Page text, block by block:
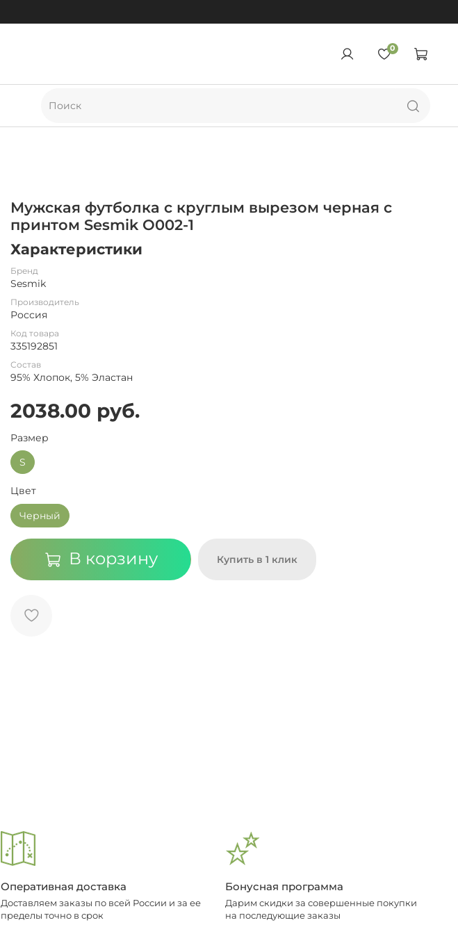
0
Мужская футболка с круглым вырезом черная с
принтом Sesmik O002-1
Характеристики
Бренд
Sesmik
Производитель
Россия
Код товара
335192851
Состав
95% Хлопок, 5% Эластан
2038.00 руб.
В корзину Купить в 1 клик
Размер
S
Цвет
Черный
Оперативная доставка
Доставляем заказы по всей России и за ее
пределы точно в срок
Бонусная программа
Дарим скидки за совершенные покупки
на последующие заказы